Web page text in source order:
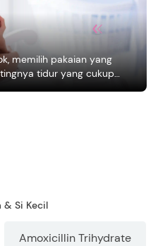
memilih pakaian yang
tidur yang cukup
& Si Kecil
Amoxicillin Trihydrate